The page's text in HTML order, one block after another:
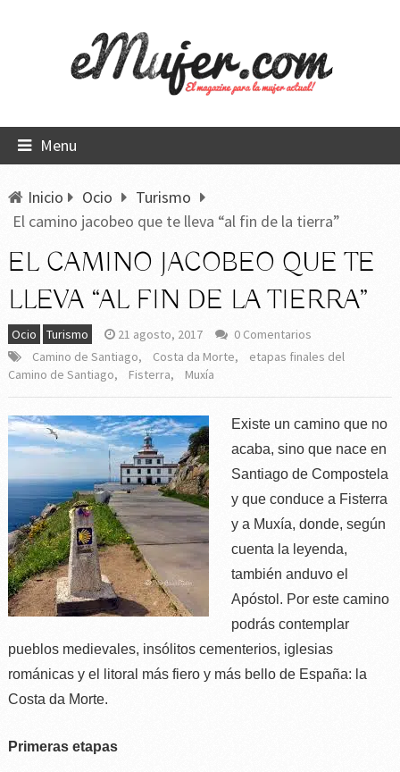
Menu
Inicio Ocio
Turismo
El camino jacobeo que te lleva “al fin de la tierra”
EL CAMINO JACOBEO QUE TE
LLEVA “AL FIN DE LA TIERRA”
Ocio Turismo 21 agosto, 2017
0 Comentarios
Camino de Santiago, Costa da Morte,
etapas finales del
Camino de Santiago, Fisterra, Muxía
Existe un camino que no
acaba, sino que nace en
Santiago de Compostela
y que conduce a Fisterra
y a Muxía, donde, según
cuenta la leyenda,
también anduvo el
Apóstol. Por este camino
podrás contemplar
pueblos medievales, insólitos cementerios, iglesias
románicas y el litoral más fiero y más bello de España: la
Costa da Morte.
Primeras etapas